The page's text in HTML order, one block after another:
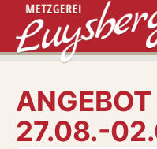
27.08.-